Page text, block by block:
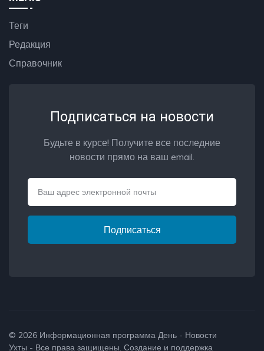
Теги
Редакция
Справочник
Подписаться на новости
Будьте в курсе! Получите все последние
новости прямо на ваш email.
Подписаться
© 2026 Информационная программа День - Новости
Ухты - Все права защищены. Создание и поддержка